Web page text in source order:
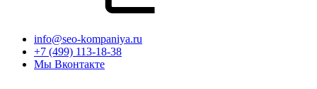
info@seo-kompaniya.ru
+7 (499) 113-18-38
Мы Вконтакте